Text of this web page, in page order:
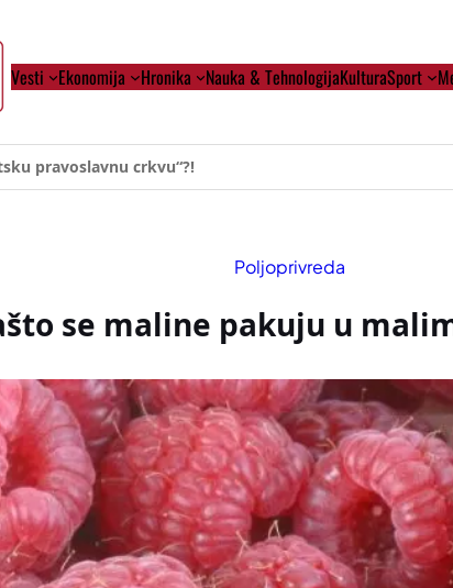
Vesti Ekonomija Hronika Nauka & TehnologijaKulturaSport
u dehumanizaciji Vučića
Poljoprivreda
se maline pakuju u